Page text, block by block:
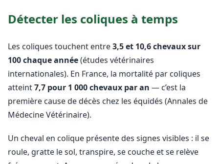
Détecter les coliques à temps
Les coliques touchent entre3,5 et 10,6 chevaux sur
100 chaque année(études vétérinaires
internationales). En France, la mortalité par coliques
atteint7,7 pour 1 000 chevaux par an — c’est la
première cause de décès chez les équidés (Annales de
Médecine Vétérinaire).
Un cheval en colique présente des signes visibles : il se
roule, gratte le sol, transpire, se couche et se relève